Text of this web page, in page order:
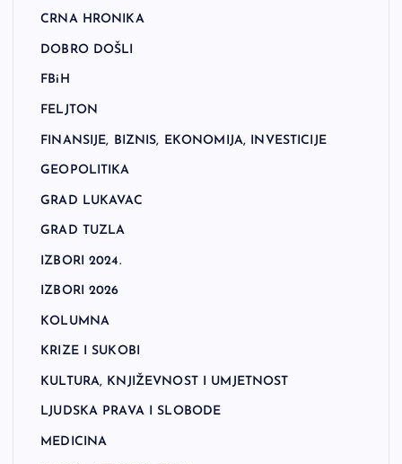
CRNA HRONIKA
DOBRO DOŠLI
FBiH
FELJTON
FINANSIJE, BIZNIS, EKONOMIJA, INVESTICIJE
GEOPOLITIKA
GRAD LUKAVAC
GRAD TUZLA
IZBORI 2024.
IZBORI 2026
KOLUMNA
KRIZE I SUKOBI
KULTURA, KNJIŽEVNOST I UMJETNOST
LJUDSKA PRAVA I SLOBODE
MEDICINA